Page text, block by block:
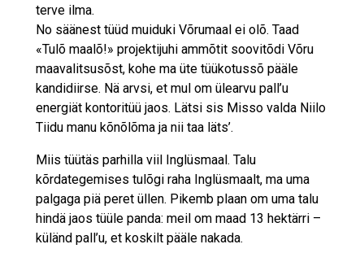
terve ilma.
No säänest tüüd muiduki Võrumaal ei olõ. Taad
«Tulõ maalõ!» projektijuhi ammõtit soovitõdi Võru
maavalitsusõst, kohe ma üte tüükotussõ pääle
kandidiirse. Nä arvsi, et mul om ülearvu pall’u
energiät kontoritüü jaos. Lätsi sis Misso valda Niilo
Tiidu manu kõnõlõma ja nii taa läts’.
Miis tüütäs parhilla viil Inglüsmaal. Talu
kõrdategemises tulõgi raha Inglüsmaalt, ma uma
palgaga piä peret üllen. Pikemb plaan om uma talu
hindä jaos tüüle panda: meil om maad 13 hektärri –
küländ pall’u, et koskilt pääle nakada.